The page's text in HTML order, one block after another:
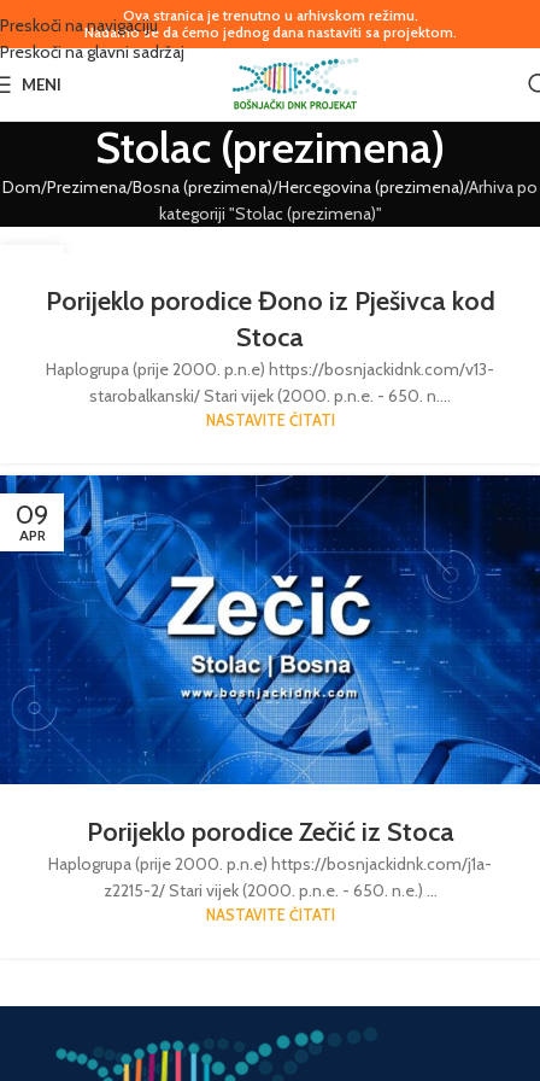
Preskoči na navigaciju
Preskoči na glavni sadržaj
Ova stranica je trenutno u arhivskom režimu.
Nadamo se da ćemo jednog dana nastaviti sa projektom.
MENI
Stolac (prezimena)
Dom Prezimena Bosna (prezimena) Hercegovina (prezimena) Arhiva po
kategoriji "Stolac (prezimena)"
Porijeklo porodice Đono iz Pješivca kod
Stoca
Haplogrupa (prije 2000. p.n.e) https://bosnjackidnk.com/v13-
starobalkanski/ Stari vijek (2000. p.n.e. - 650. n....
NASTAVITE ČITATI
09
APR
Porijeklo porodice Zečić iz Stoca
Haplogrupa (prije 2000. p.n.e) https://bosnjackidnk.com/j1a-
z2215-2/ Stari vijek (2000. p.n.e. - 650. n.e.) ...
NASTAVITE ČITATI